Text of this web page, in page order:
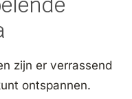
zijn er verrassend
ontspannen.